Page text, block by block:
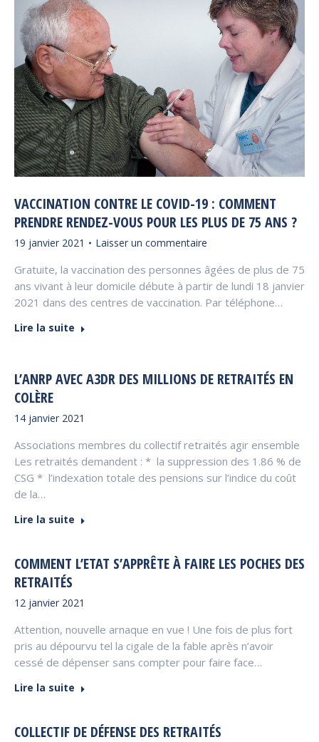
VACCINATION CONTRE LE COVID-19 : COMMENT
PRENDRE RENDEZ-VOUS POUR LES PLUS DE 75 ANS ?
19 janvier 2021 Laisser un commentaire
Gratuite, la vaccination des personnes âgées de plus de 75
ans vivant à leur domicile débute à partir de lundi 18 janvier
2021 dans des centres de vaccination. Par téléphone…
Lire la suite
L’ANRP AVEC A3DR DES MILLIONS DE RETRAITÉS EN
COLÈRE
14 janvier 2021
Associations membres du collectif retraités agir ensemble
Les retraités demandent : * la suppression des 1.86 % de
CSG * l’indexation totale des pensions sur l’indice du coût
de la…
Lire la suite
COMMENT L’ETAT S’APPRÊTE À FAIRE LES POCHES DES
RETRAITÉS
12 janvier 2021
Attention, nouvelle arnaque en vue ! Une fois de plus fort
pris au dépourvu tel la cigale de la fable après n’avoir
cessé de dépenser sans compter pour faire face…
Lire la suite
COLLECTIF DE DÉFENSE DES RETRAITÉS